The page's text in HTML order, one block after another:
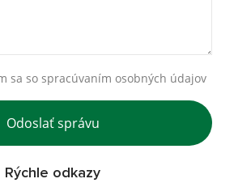
sa so spracúvaním osobných údajov
Odoslať správu
Rýchle odkazy